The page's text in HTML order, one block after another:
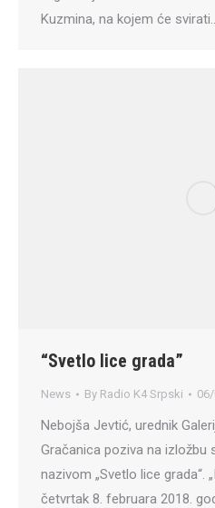
Kuzmina, na kojem će
“Svetlo lice grada”
News By Radio K4 Srpski
Nebojša Jevtić, urednik
Gračanica poziva na izložbu
nazivom „Svetlo lice grada“.
četvrtak 8. februara 2018.